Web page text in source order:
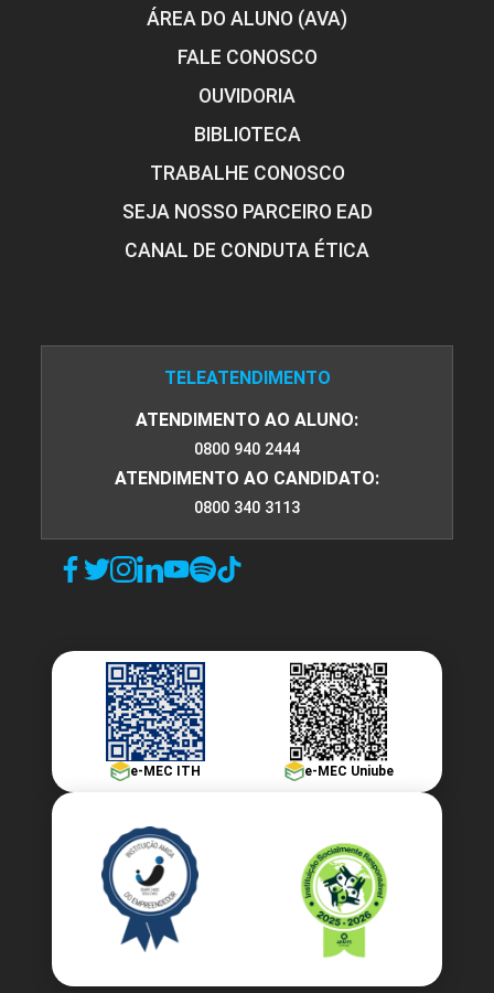
ÁREA DO ALUNO (AVA)
FALE CONOSCO
OUVIDORIA
BIBLIOTECA
TRABALHE CONOSCO
SEJA NOSSO PARCEIRO EAD
CANAL DE CONDUTA ÉTICA
TELEATENDIMENTO
ATENDIMENTO AO ALUNO:
0800 940 2444
ATENDIMENTO AO CANDIDATO:
0800 340 3113
e-MEC ITH e-MEC Uniube